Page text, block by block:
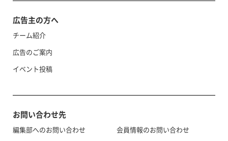
広告主の方へ
チーム紹介
広告のご案内
イベント投稿
お問い合わせ先
編集部へのお問い合わせ
会員情報のお問い合わせ